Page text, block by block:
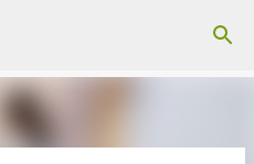
principali